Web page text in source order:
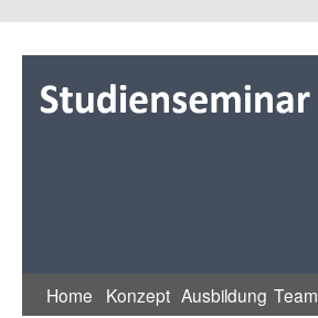
Home Konzept Ausbildung Team